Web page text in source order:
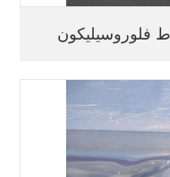
فلوروسيليكون